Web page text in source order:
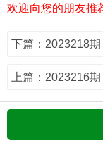
欢迎向您的朋友推
下篇：2023218期
上篇：2023216